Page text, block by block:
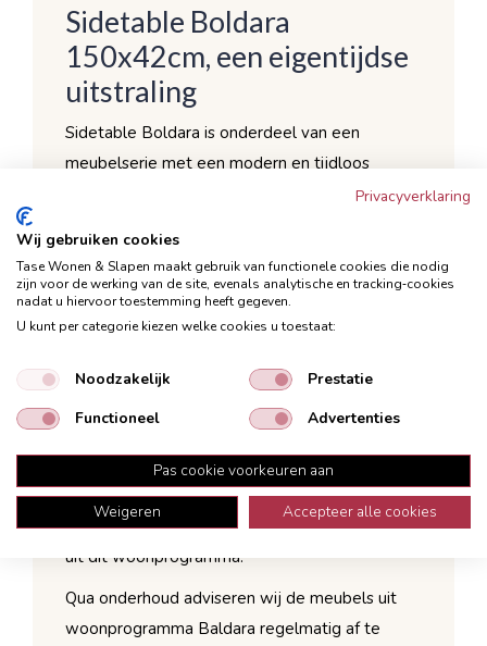
Sidetable Boldara
150x42cm, een eigentijdse
uitstraling
Sidetable Boldara is onderdeel van een
meubelserie met een modern en tijdloos
eigentijdse uitstraling.
Modern en tijdloos design
Mangohouten blad in de kleur walnut
Ook verkrijgbaar in de maat 180x42cm
De rechthoekige sidetable is 150 cm lang, 75
cm breed en 42 cm hoog. Sidetable Boldara is
uitstekend te combineren met andere meubels
uit dit woonprogramma.
Qua onderhoud adviseren wij de meubels uit
woonprogramma Baldara regelmatig af te
Privacyverklaring
Wij gebruiken cookies
Tase Wonen & Slapen maakt gebruik van functionele cookies die nodig
zijn voor de werking van de site, evenals analytische en tracking‑cookies
nadat u hiervoor toestemming heeft gegeven.
U kunt per categorie kiezen welke cookies u toestaat:
Noodzakelijk
Prestatie
Functioneel
Advertenties
Pas cookie voorkeuren aan
Weigeren
Accepteer alle cookies